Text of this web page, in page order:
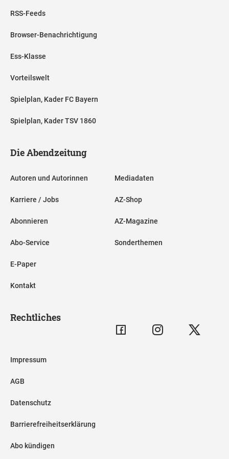
RSS-Feeds
Browser-Benachrichtigung
Ess-Klasse
Vorteilswelt
Spielplan, Kader FC Bayern
Spielplan, Kader TSV 1860
Die Abendzeitung
Autoren und Autorinnen
Karriere / Jobs
Abonnieren
Abo-Service
E-Paper
Kontakt
Mediadaten
AZ-Shop
AZ-Magazine
Sonderthemen
Rechtliches
Impressum
AGB
Datenschutz
Barrierefreiheitserklärung
Abo kündigen